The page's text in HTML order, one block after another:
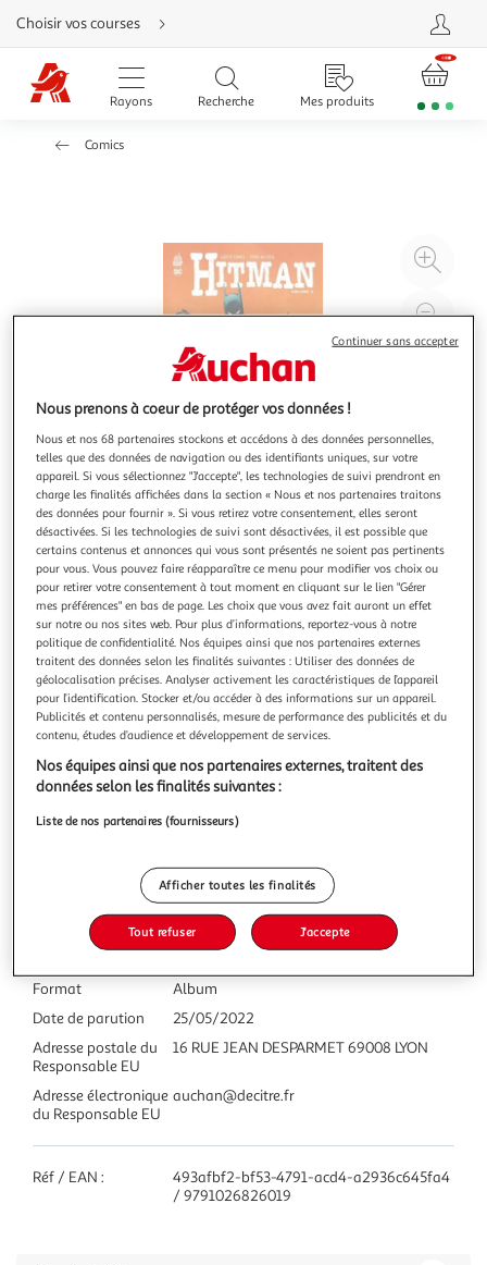
Aller
directement
au
contenu
Aller
directement
Aller
Choisir vos courses
Rayons Recherche Mes produits
Comics
à
HITMAN TOME 3 , Ennis Garth
Après s'être sortis des griffes de la pègre, des S. A. S. et des
forces armées du Tynanda, Tommy et Natt reviennent à
Gotham et reprennent leur vie de tueurs à gages. Mais
Tommy fait connaissance avec une personne qui va changer
sa vie à tout jamais : sa propre demi-soeur, Frances. A ses
côtés, il e
En savoir +
Vous voulez connaître le prix de ce produit ?
Afficher le prix
Format
Album
Date de parution
25/05/2022
Adresse postale du
Responsable EU
16 RUE JEAN DESPARMET 69008 LYON
Adresse électronique
du Responsable EU
auchan@decitre.fr
Réf / EAN :
493afbf2-bf53-4791-acd4-a2936c645fa4
/ 9791026826019
Nous prenons à coeur de protéger vos données !
Nous et nos 68 partenaires stockons et accédons à des données personnelles,
telles que des données de navigation ou des identifiants uniques, sur votre
appareil. Si vous sélectionnez "J'accepte", les technologies de suivi prendront en
charge les finalités affichées dans la section « Nous et nos partenaires traitons
des données pour fournir ». Si vous retirez votre consentement, elles seront
désactivées. Si les technologies de suivi sont désactivées, il est possible que
certains contenus et annonces qui vous sont présentés ne soient pas pertinents
pour vous. Vous pouvez faire réapparaître ce menu pour modifier vos choix ou
pour retirer votre consentement à tout moment en cliquant sur le lien "Gérer
mes préférences" en bas de page. Les choix que vous avez fait auront un effet
sur notre ou nos sites web. Pour plus d’informations, reportez-vous à notre
politique de confidentialité. Nos équipes ainsi que nos partenaires externes
traitent des données selon les finalités suivantes : Utiliser des données de
géolocalisation précises. Analyser activement les caractéristiques de l’appareil
pour l’identification. Stocker et/ou accéder à des informations sur un appareil.
Publicités et contenu personnalisés, mesure de performance des publicités et du
contenu, études d’audience et développement de services.
Nos équipes ainsi que nos partenaires externes, traitent des
données selon les finalités suivantes :
Liste de nos partenaires (fournisseurs)
Afficher toutes les finalités
Tout refuser J'accepte
Continuer sans accepter